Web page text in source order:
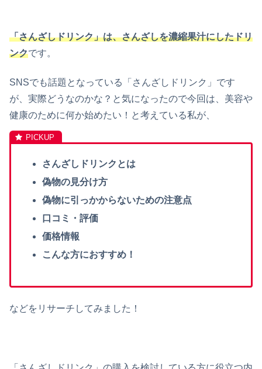
「さんざしドリンク」は、さんざしを濃縮果汁にしたドリ
ンクです。
SNSでも話題となっている「さんざしドリンク」です
が、実際どうなのかな？と気になったので今回は、美容や
健康のために何か始めたい！と考えている私が、
さんざしドリンクとは
偽物の見分け方
偽物に引っかからないための注意点
口コミ・評価
価格情報
こんな方におすすめ！
などをリサーチしてみました！